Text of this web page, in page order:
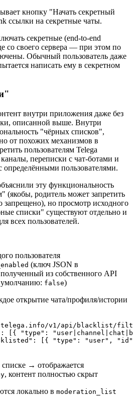
кнопку "Начать секретный
ссылки на секретные чаты.
секретные (end-to-end
со своего сервера — при этом по
Обычный пользователь даже
написать ему в секретном
внутри приложения даже без
описанной выше. Внутри
"чёрных списков",
от похожих механизмов в
пользователям Telega
переписки с чат-ботами и
пользователями.
эту функциональность
(якобы, родитель может запретить
запрещено), но просмотр исходного
списки" существуют отдельно и
всех пользователей.
пользователя
(ключ JSON в
из собственного API
умолчанию: false)
открытие чата/профиля/истории
v1/api/blacklist/
[{ "type":
→ отображается
, контент полностью скрыт
локально в moderation_list